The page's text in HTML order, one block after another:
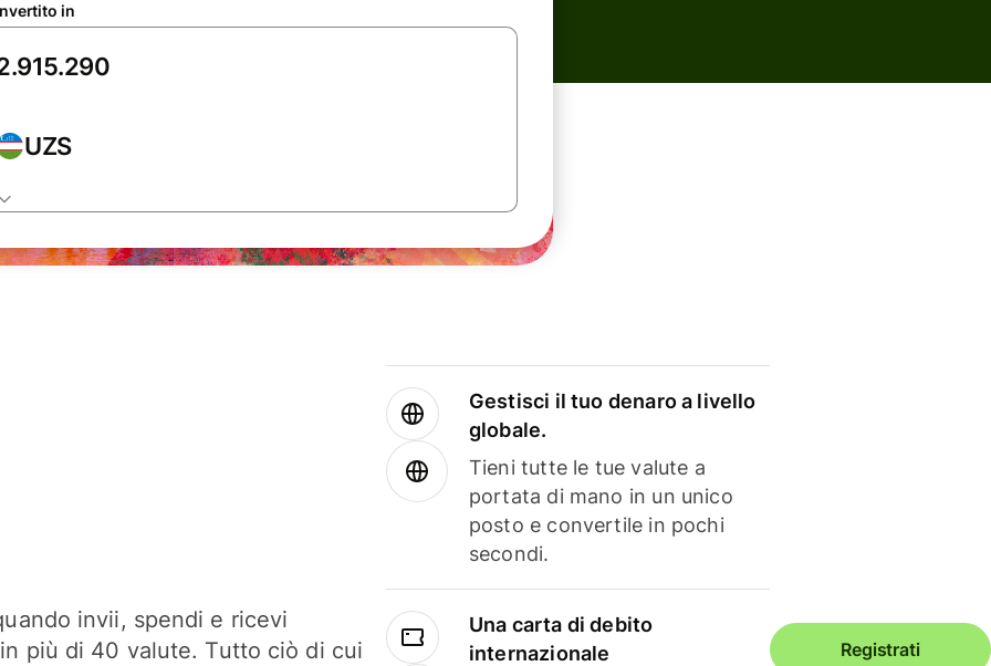
in
UZS
invii, spendi e ricevi
più di 40 valute. Tutto ciò di cui
Gestisci il tuo denaro a livello
globale.
Tieni tutte le tue valute a
portata di mano in un unico
posto e convertile in pochi
secondi.
Una carta di debito
internazionale
Registrati